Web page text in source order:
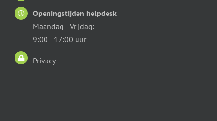
Openingstijden helpdesk
Maandag - Vrijdag:
9:00 - 17:00 uur
Privacy